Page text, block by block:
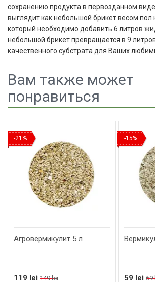
сохранению продукта в первозданном
выглядит как небольшой брикет весом пол
который необходимо добавить 6 литров
небольшой брикет превращается в 9
качественного субстрата для Ваших
Вам также может
понравиться
-21%
Агровермикулит 5 л
119 lei 149 lei
-15%
59 lei 69